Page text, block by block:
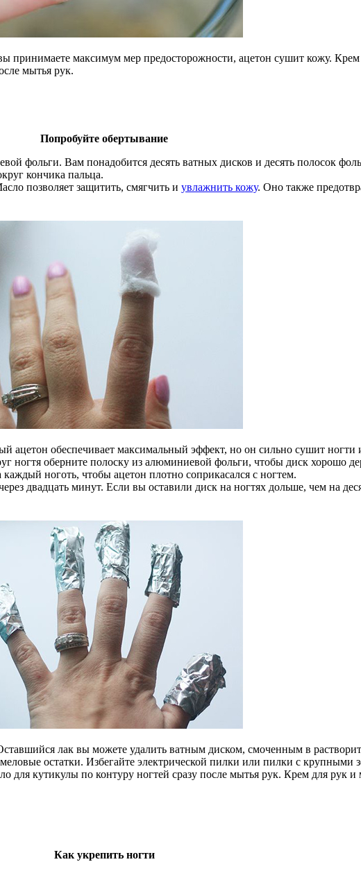
принимаете максимум мер предосторожности, ацетон сушит кожу.
мытья рук.
Попробуйте обертывание
фольги. Вам понадобится десять ватных дисков и десять полосок
кончика пальца.
позволяет защитить, смягчить и увлажнить кожу. Оно также
ацетон обеспечивает максимальный эффект, но он сильно сушит ногти
оберните полоску из алюминиевой фольги, чтобы диск хорошо
ноготь, чтобы ацетон плотно соприкасался с ногтем.
двадцать минут. Если вы оставили диск на ногтях дольше, чем на
лак вы можете удалить ватным диском, смоченным в
остатки. Избегайте электрической пилки или пилки с крупными
кутикулы по контуру ногтей сразу после мытья рук. Крем для рук
Как укрепить ногти